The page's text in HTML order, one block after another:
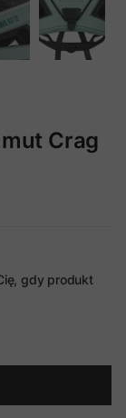
Crag
gdy produkt